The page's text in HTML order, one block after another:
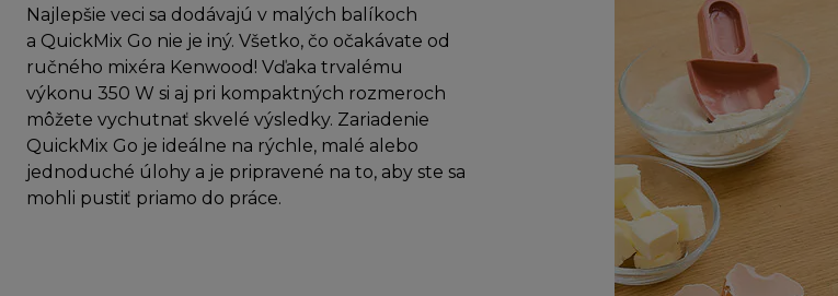
Najlepšie veci sa dodávajú v malých balíkoch
a QuickMix Go nie je iný. Všetko, čo očakávate od
ručného mixéra Kenwood! Vďaka trvalému
výkonu 350 W si aj pri kompaktných rozmeroch
môžete vychutnať skvelé výsledky. Zariadenie
QuickMix Go je ideálne na rýchle, malé alebo
jednoduché úlohy a je pripravené na to, aby ste sa
mohli pustiť priamo do práce.